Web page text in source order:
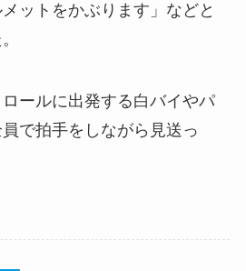
ットをかぶります」などと
ールに出発する白バイやパ
で拍手をしながら見送っ